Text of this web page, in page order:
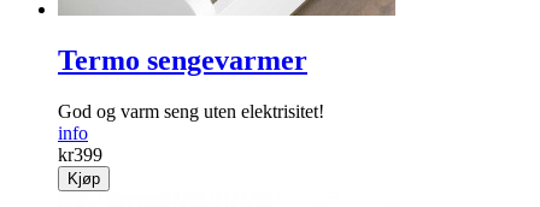
Termo sengevarmer
God og varm seng uten elektrisitet!
info
kr399
Kjøp